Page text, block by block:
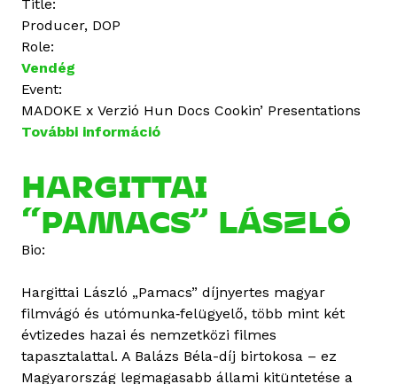
Title:
Producer, DOP
Role:
Vendég
Event:
MADOKE x Verzió Hun Docs Cookin’ Presentations
További információ
i
p
W
a
e
n
t
a
HARGITTAI
“PAMACS” LÁSZLÓ
Bio:
Hargittai László „Pamacs” díjnyertes magyar
filmvágó és utómunka‑felügyelő, több mint két
évtizedes hazai és nemzetközi filmes
tapasztalattal. A Balázs Béla-díj birtokosa – ez
Magyarország legmagasabb állami kitüntetése a